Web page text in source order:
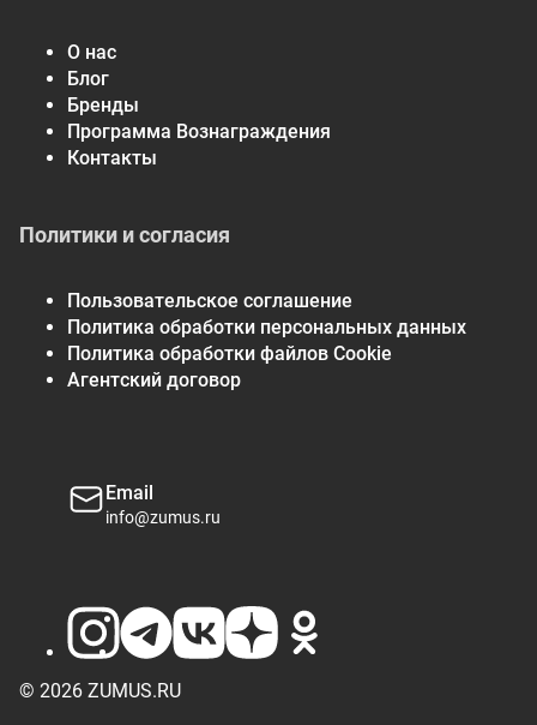
О нас
Блог
Бренды
Программа Вознаграждения
Контакты
Политики и согласия
Пользовательское соглашение
Политика обработки персональных данных
Политика обработки файлов Cookie
Агентский договор
Email
info@zumus.ru
© 2026 ZUMUS.RU